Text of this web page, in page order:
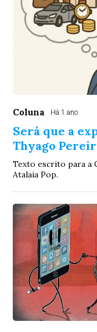
Coluna Há 1 ano
Será que a
Thyago
Texto escrito para a
Atalaia Pop.